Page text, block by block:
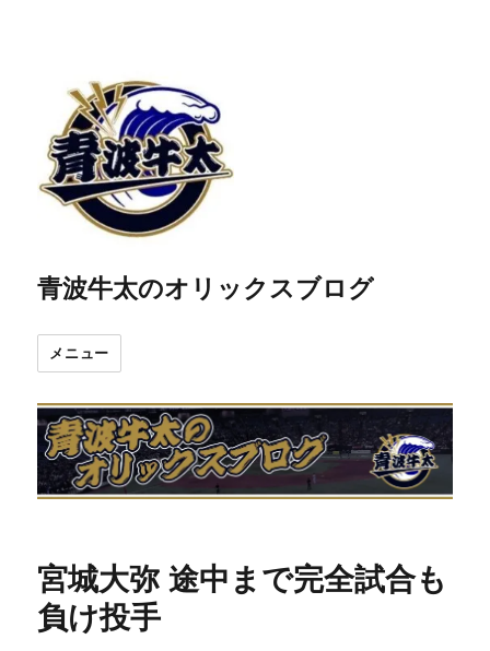
青波牛太のオリックスブログ
メニュー
宮城大弥 途中まで完全試合も
負け投手